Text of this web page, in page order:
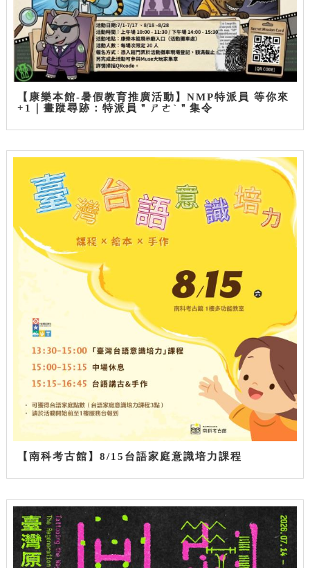
【康樂本館-暑假教育推廣活動】NMP特派員 等你來
+1｜畫蹤尋跡：特派員＂ㄕㄜˋ＂集令
【南科考古館】8/15台語家庭意識培力課程